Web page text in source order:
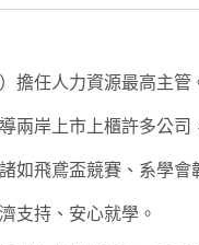
擔任人力資源最高主管
兩岸上市上櫃許多公
如飛鳶盃競賽、系學
支持、安心就學。